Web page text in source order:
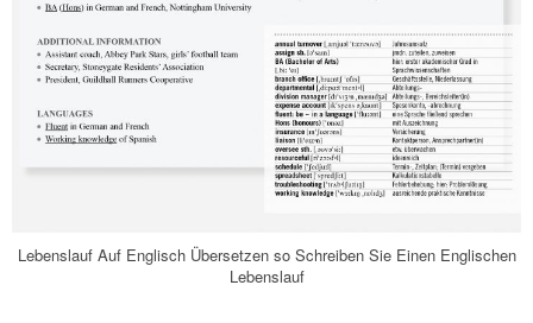
Lebenslauf Auf Englisch Übersetzen so Schreiben Sie Einen Englischen
Lebenslauf